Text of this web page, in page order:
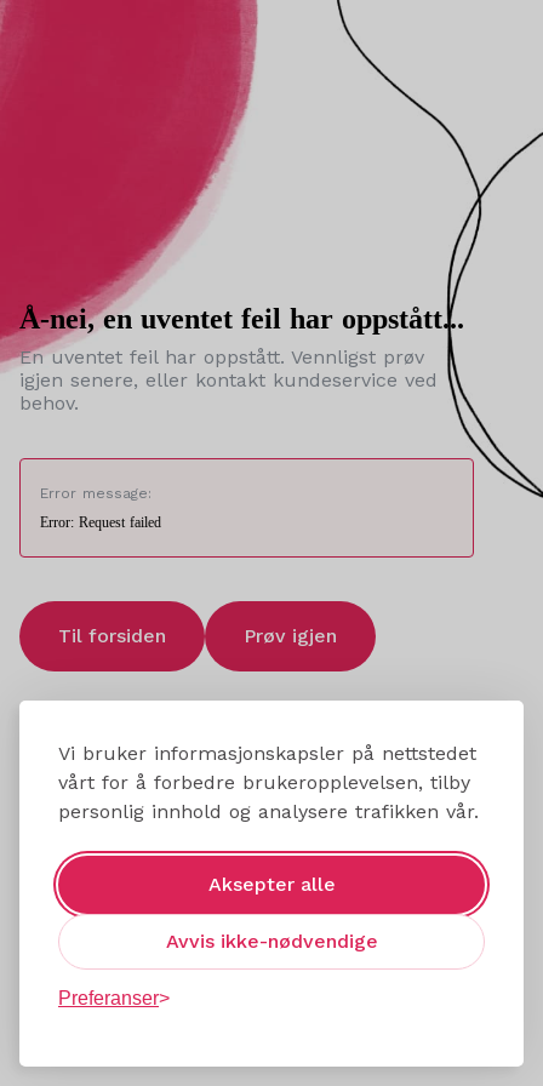
Vi bruker informasjonskapsler på nettstedet
vårt for å forbedre brukeropplevelsen, tilby
personlig innhold og analysere trafikken vår.
Aksepter alle
Avvis ikke-nødvendige
Preferanser
Å-nei, en uventet feil har oppstått...
En uventet feil har oppstått. Vennligst prøv
igjen senere, eller kontakt kundeservice ved
behov.
Error message:
Error: Request failed
Til forsiden Prøv igjen